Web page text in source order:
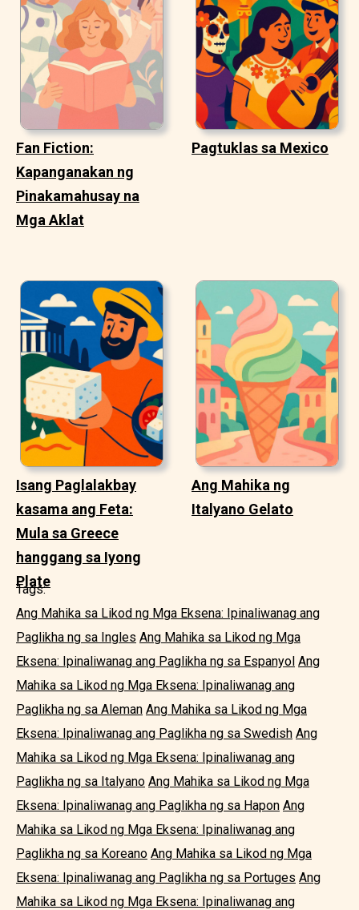
Fan Fiction:
Kapanganakan ng
Pinakamahusay na
Mga Aklat
Pagtuklas sa Mexico
Isang Paglalakbay
kasama ang Feta:
Mula sa Greece
hanggang sa Iyong
Plate
Ang Mahika ng
Italyano Gelato
Tags:
Ang Mahika sa Likod ng Mga Eksena: Ipinaliwanag ang
Paglikha ng sa Ingles Ang Mahika sa Likod ng Mga
Eksena: Ipinaliwanag ang Paglikha ng sa Espanyol Ang
Mahika sa Likod ng Mga Eksena: Ipinaliwanag ang
Paglikha ng sa Aleman Ang Mahika sa Likod ng Mga
Eksena: Ipinaliwanag ang Paglikha ng sa Swedish Ang
Mahika sa Likod ng Mga Eksena: Ipinaliwanag ang
Paglikha ng sa Italyano Ang Mahika sa Likod ng Mga
Eksena: Ipinaliwanag ang Paglikha ng sa Hapon Ang
Mahika sa Likod ng Mga Eksena: Ipinaliwanag ang
Paglikha ng sa Koreano Ang Mahika sa Likod ng Mga
Eksena: Ipinaliwanag ang Paglikha ng sa Portuges Ang
Mahika sa Likod ng Mga Eksena: Ipinaliwanag ang